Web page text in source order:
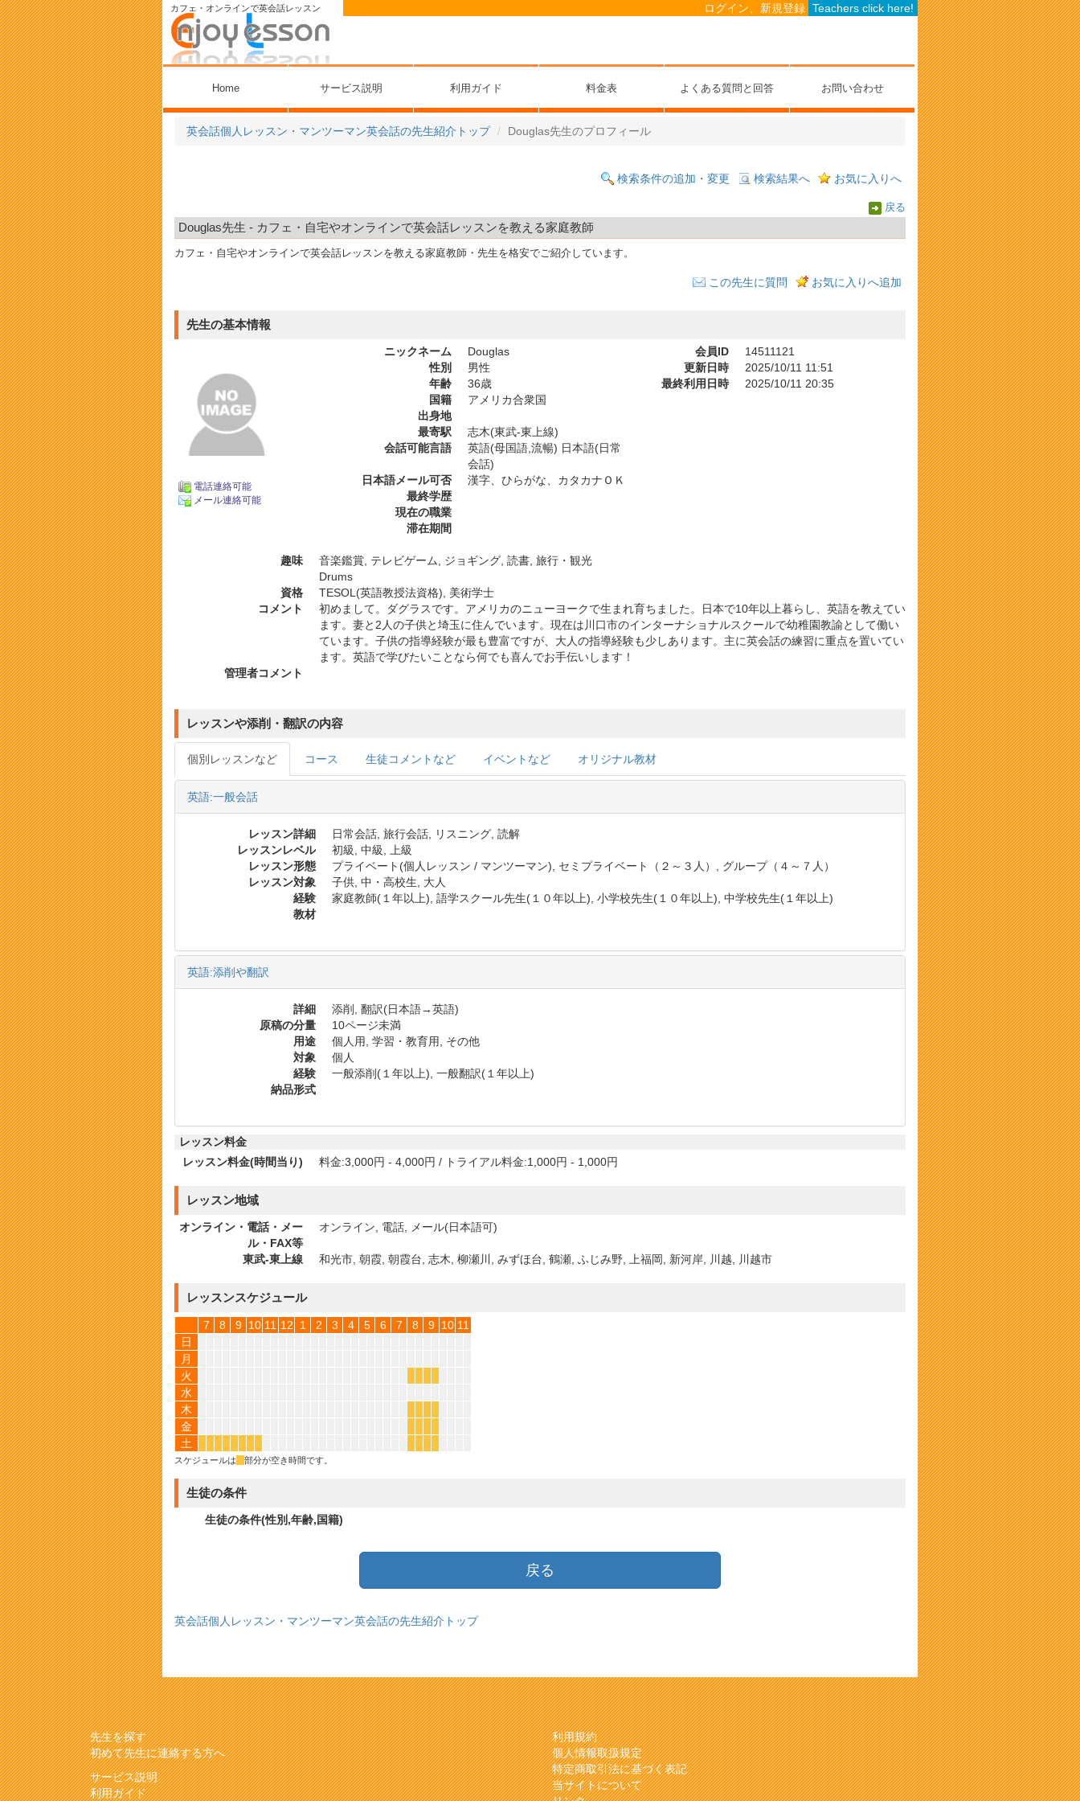
カフェ・オンラインで英会話レッスン ログイン、新規登録 Teachers click here!
Home サービス説明 利用ガイド 料金表 よくある質問と回答 お問い合わせ
英会話個人レッスン・マンツーマン英会話の先生紹介トップ Douglas先生のプロフィール
検索条件の追加・変更 検索結果へ お気に入りへ
戻る
Douglas先生 - カフェ・自宅やオンラインで英会話レッスンを教える家庭教師
カフェ・自宅やオンラインで英会話レッスンを教える家庭教師・先生を格安でご紹介しています。
この先生に質問 お気に入りへ追加
先生の基本情報
電話連絡可能
メール連絡可能
ニックネーム
Douglas
性別
男性
年齢
36歳
国籍
アメリカ合衆国
出身地
最寄駅
志木(東武-東上線)
会話可能言語
英語(母国語,流暢) 日本語(日常
会話)
日本語メール可否
漢字、ひらがな、カタカナＯＫ
最終学歴
現在の職業
滞在期間
会員ID
14511121
更新日時
2025/10/11 11:51
最終利用日時
2025/10/11 20:35
趣味
音楽鑑賞, テレビゲーム, ジョギング, 読書, 旅行・観光
Drums
資格
TESOL(英語教授法資格), 美術学士
コメント
初めまして。ダグラスです。アメリカのニューヨークで生まれ育ちました。日本で10年以上暮らし、英語を教えてい
ます。妻と2人の子供と埼玉に住んでいます。現在は川口市のインターナショナルスクールで幼稚園教諭として働い
ています。子供の指導経験が最も豊富ですが、大人の指導経験も少しあります。主に英会話の練習に重点を置いてい
ます。英語で学びたいことなら何でも喜んでお手伝いします！
管理者コメント
レッスンや添削・翻訳の内容
個別レッスンなど コース 生徒コメントなど イベントなど オリジナル教材
英語:一般会話
レッスン詳細
日常会話, 旅行会話, リスニング, 読解
レッスンレベル
初級, 中級, 上級
レッスン形態
プライベート(個人レッスン / マンツーマン), セミプライベート（２～３人）, グループ（４～７人）
レッスン対象
子供, 中・高校生, 大人
経験
家庭教師(１年以上), 語学スクール先生(１０年以上), 小学校先生(１０年以上), 中学校先生(１年以上)
教材
英語:添削や翻訳
詳細
添削, 翻訳(日本語→英語)
原稿の分量
10ページ未満
用途
個人用, 学習・教育用, その他
対象
個人
経験
一般添削(１年以上), 一般翻訳(１年以上)
納品形式
レッスン料金
レッスン料金(時間当り)
料金:3,000円 - 4,000円 / トライアル料金:1,000円 - 1,000円
レッスン地域
オンライン・電話・メー
ル・FAX等
オンライン, 電話, メール(日本語可)
東武-東上線 和光市, 朝霞, 朝霞台, 志木, 柳瀬川, みずほ台, 鶴瀬, ふじみ野, 上福岡, 新河岸, 川越, 川越市
レッスンスケジュール
7 8 9 10 11 12 1 2 3 4 5 6 7 8 9 10 11
日
月
火
水
木
金
土
スケジュールは 部分が空き時間です。
生徒の条件
生徒の条件(性別,年齢,国籍)
戻る
英会話個人レッスン・マンツーマン英会話の先生紹介トップ
先生を探す
初めて先生に連絡する方へ
サービス説明
利用ガイド
利用規約
個人情報取扱規定
特定商取引法に基づく表記
当サイトについて